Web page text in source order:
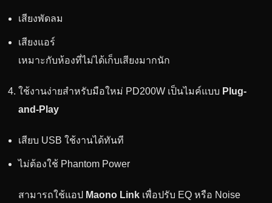
เสียงพัดลม
เสียงแอร์
เหมาะกับห้องที่ไม่ได้เก็บเสียงมากนัก
ใช้งานง่ายสำหรับมือใหม่ PD200W เป็นไมค์แบบ Plug-
and-Play
เสียบ USB ใช้งานได้ทันที
ไม่ต้องใช้ Phantom Power
สามารถใช้แอป Maono Link เพื่อปรับ EQ หรือ Noise